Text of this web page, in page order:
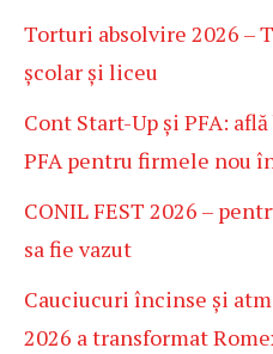
Torturi absolvire 2026 –
școlar și liceu
Cont Start-Up și PFA:
PFA pentru firmele nou
CONIL FEST 2026 –
sa fie vazut
Cauciucuri încinse și
2026 a transformat